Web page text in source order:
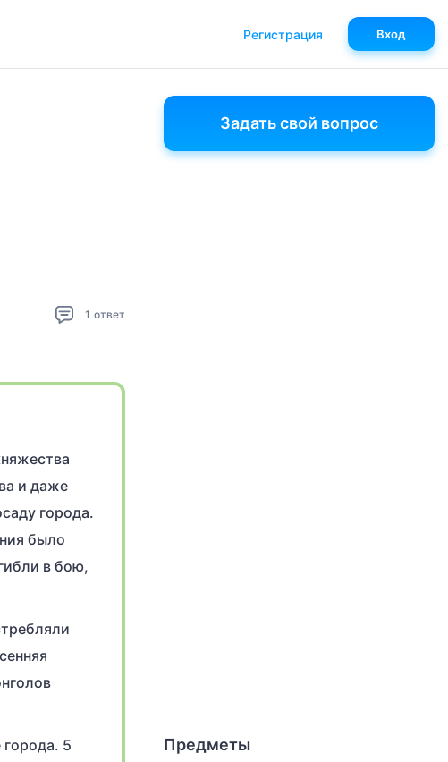
1 ответ
и даже
города.
было
в бою,
5
Задать свой вопрос
Предметы
Регистрация Вход